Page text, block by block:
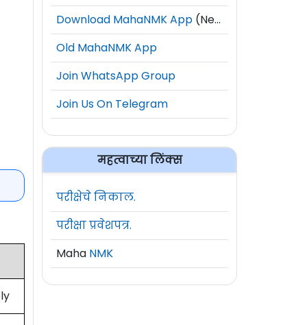
Download MahaNMK App (New)
Old MahaNMK App
Join WhatsApp Group
Join Us On Telegram
महत्वाच्या लिंक्स
परीक्षेचे निकाल.
परीक्षा प्रवेशपत्र.
Maha NMK